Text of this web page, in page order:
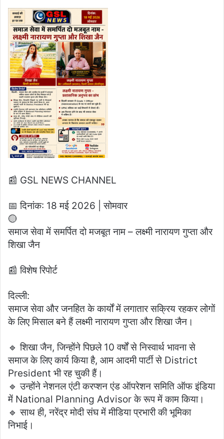
📰 GSL NEWS CHANNEL
📅 दिनांक: 18 मई 2026 | सोमवार
🟡
समाज सेवा में समर्पित दो मजबूत नाम – लक्ष्मी नारायण गुप्ता और
शिखा जैन
📰 विशेष रिपोर्ट
दिल्ली:
समाज सेवा और जनहित के कार्यों में लगातार सक्रिय रहकर लोगों
के लिए मिसाल बने हैं लक्ष्मी नारायण गुप्ता और शिखा जैन।
🔹 शिखा जैन, जिन्होंने पिछले 10 वर्षों से निस्वार्थ भावना से
समाज के लिए कार्य किया है, आम आदमी पार्टी से District
President भी रह चुकी हैं।
🔹 उन्होंने नेशनल एंटी करप्शन एंड ऑपरेशन समिति ऑफ इंडिया
में National Planning Advisor के रूप में काम किया।
🔹 साथ ही, नरेंद्र मोदी संघ में मीडिया प्रभारी की भूमिका
निभाई।